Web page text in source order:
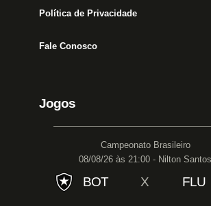
Política de Privacidade
Fale Conosco
Jogos
Campeonato Brasileiro
08/08/26 às 21:00 - Nilton Santos
BOT X FLU